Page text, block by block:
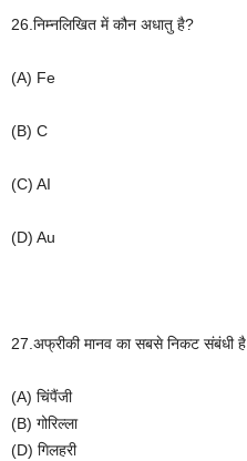
26. निम्नलिखित में कौन अधातु है?
(A) Fe
(B) C
(C) AI
(D) Au
27. अफ्रीकी मानव का सबसे निकट संबंधी है
(A) चिंपैंजी
(B) गोरिल्ला
(D) गिलहरी